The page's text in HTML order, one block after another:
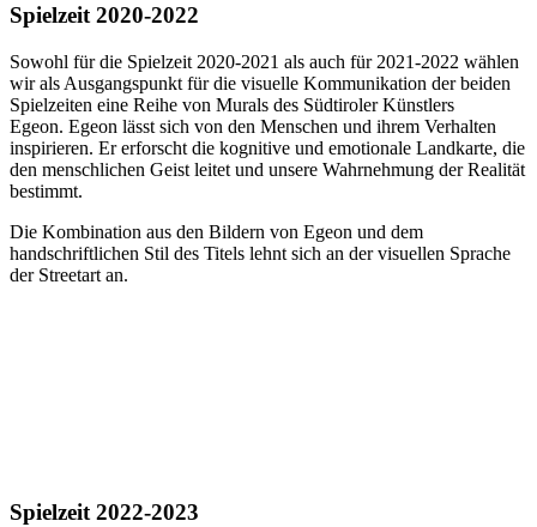
Spielzeit 2020-2022
Sowohl für die Spielzeit 2020-2021 als auch für 2021-2022 wählen
wir als Ausgangspunkt für die visuelle Kommunikation der beiden
Spielzeiten eine Reihe von Murals des Südtiroler Künstlers
Egeon. Egeon lässt sich von den Menschen und ihrem Verhalten
inspirieren. Er erforscht die kognitive und emotionale Landkarte, die
den menschlichen Geist leitet und unsere Wahrnehmung der Realität
bestimmt.
Die Kombination aus den Bildern von Egeon und dem
handschriftlichen Stil des Titels lehnt sich an der visuellen Sprache
der Streetart an.
Spielzeit 2022-2023